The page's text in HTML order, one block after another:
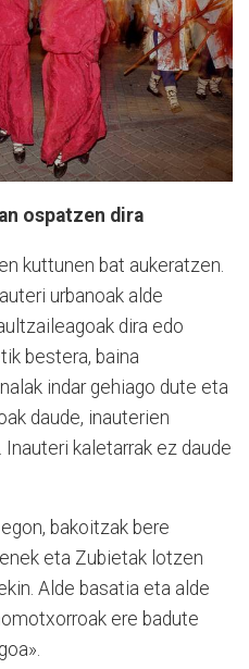
ospatzen dira
kuttunen bat aukeratzen.
urbanoak alde
dira edo
bestera, baina
indar gehiago dute eta
daude, inauterien
kaletarrak ez daude
bakoitzak bere
eta Zubietak lotzen
Alde basatia eta alde
ere badute